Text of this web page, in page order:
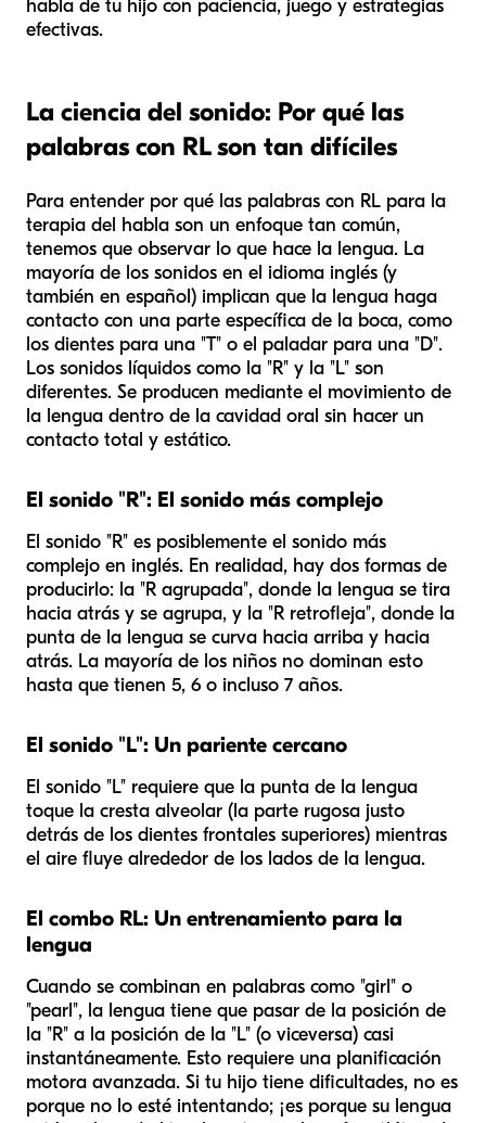
habla de tu hijo con paciencia, juego y estrategias
efectivas.
La ciencia del sonido: Por qué las
palabras con RL son tan difíciles
Para entender por qué las palabras con RL para la
terapia del habla son un enfoque tan común,
tenemos que observar lo que hace la lengua. La
mayoría de los sonidos en el idioma inglés (y
también en español) implican que la lengua haga
contacto con una parte específica de la boca, como
los dientes para una "T" o el paladar para una "D".
Los sonidos líquidos como la "R" y la "L" son
diferentes. Se producen mediante el movimiento de
la lengua dentro de la cavidad oral sin hacer un
contacto total y estático.
El sonido "R": El sonido más complejo
El sonido "R" es posiblemente el sonido más
complejo en inglés. En realidad, hay dos formas de
producirlo: la "R agrupada", donde la lengua se tira
hacia atrás y se agrupa, y la "R retrofleja", donde la
punta de la lengua se curva hacia arriba y hacia
atrás. La mayoría de los niños no dominan esto
hasta que tienen 5, 6 o incluso 7 años.
El sonido "L": Un pariente cercano
El sonido "L" requiere que la punta de la lengua
toque la cresta alveolar (la parte rugosa justo
detrás de los dientes frontales superiores) mientras
el aire fluye alrededor de los lados de la lengua.
El combo RL: Un entrenamiento para la
lengua
Cuando se combinan en palabras como "girl" o
"pearl", la lengua tiene que pasar de la posición de
la "R" a la posición de la "L" (o viceversa) casi
instantáneamente. Esto requiere una planificación
motora avanzada. Si tu hijo tiene dificultades, no es
porque no lo esté intentando; ¡es porque su lengua